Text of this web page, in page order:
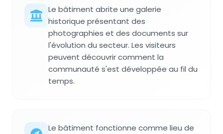
Le bâtiment abrite une galerie
historique présentant des
photographies et des documents sur
l'évolution du secteur. Les visiteurs
peuvent découvrir comment la
communauté s'est développée au fil du
temps.
Le bâtiment fonctionne comme lieu de